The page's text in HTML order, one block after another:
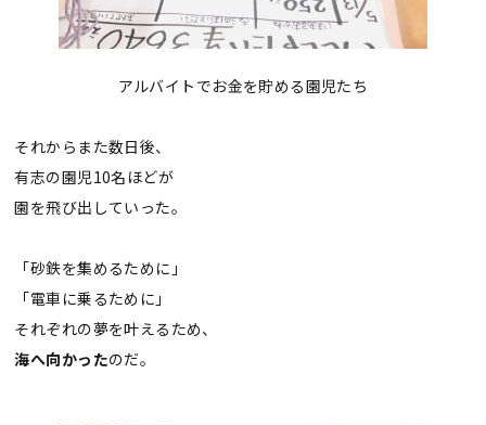
アルバイトでお金を貯める園児たち
それからまた数日後、
有志の園児10名ほどが
園を飛び出していった。
「砂鉄を集めるために」
「電車に乗るために」
それぞれの夢を叶えるため、
海へ向かったのだ。